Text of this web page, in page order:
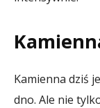
Kamienna dziś
dno. Ale nie